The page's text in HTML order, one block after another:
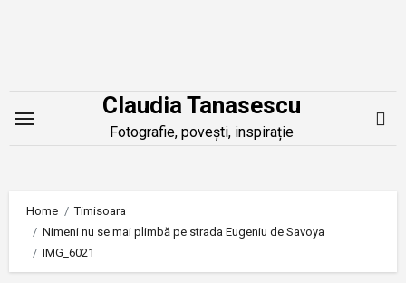
Claudia Tanasescu
Fotografie, povești, inspirație
Home
Timisoara
Nimeni nu se mai plimbă pe strada Eugeniu de Savoya
IMG_6021